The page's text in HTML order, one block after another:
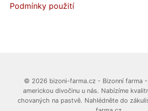
Podmínky použití
© 2026 bizoni-farma.cz - Bizonní farma
americkou divočinu u nás. Nabízíme
chovaných na pastvě. Nahlédněte do